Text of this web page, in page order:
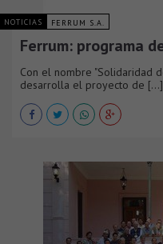
NOTICIAS FERRUM S.A.
Ferrum: programa
Con el nombre "Solidaridad
desarrolla el proyecto de [...]